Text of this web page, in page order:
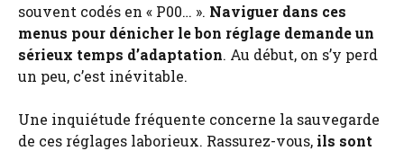
souvent codés en « P00… ». Naviguer dans ces
menus pour dénicher le bon réglage demande un
sérieux temps d’adaptation. Au début, on s’y perd
un peu, c’est inévitable.
Une inquiétude fréquente concerne la sauvegarde
de ces réglages laborieux. Rassurez-vous, ils sont